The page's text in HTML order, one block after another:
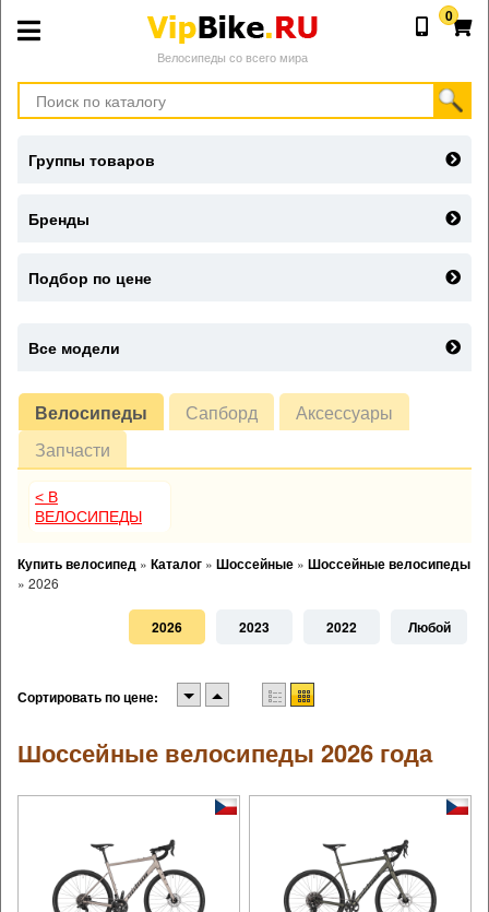
Велосипеды со всего мира
0
Велосипеды Сапборд
Аксессуары
Запчасти
< В
ВЕЛОСИПЕДЫ
Купить велосипед » Каталог » Шоссейные » Шоссейные велосипеды
» 2026
2026 2023 2022 Любой
Сортировать по цене:
Шоссейные велосипеды 2026 года
Группы товаров
Бренды
Подбор по цене
Все модели